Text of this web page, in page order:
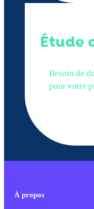
Étude
Besoin de
pour votre
À propos